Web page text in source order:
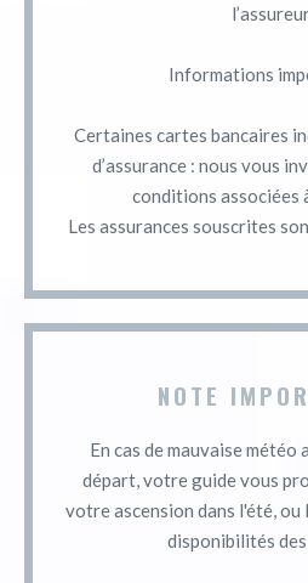
Informations
Certaines cartes bancaires
d’assurance : nous vous
conditions associées
Les assurances souscrites
NOTE
En cas de mauvaise météo
départ, votre guide vous
votre ascension dans l'été, ou
disponibilités